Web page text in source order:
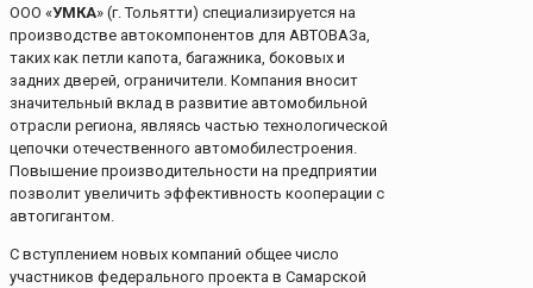
ООО «УМКА» (г. Тольятти) специализируется на
производстве автокомпонентов для АВТОВАЗа,
таких как петли капота, багажника, боковых и
задних дверей, ограничители. Компания вносит
значительный вклад в развитие автомобильной
отрасли региона, являясь частью технологической
цепочки отечественного автомобилестроения.
Повышение производительности на предприятии
позволит увеличить эффективность кооперации с
автогигантом.
С вступлением новых компаний общее число
участников федерального проекта в Самарской